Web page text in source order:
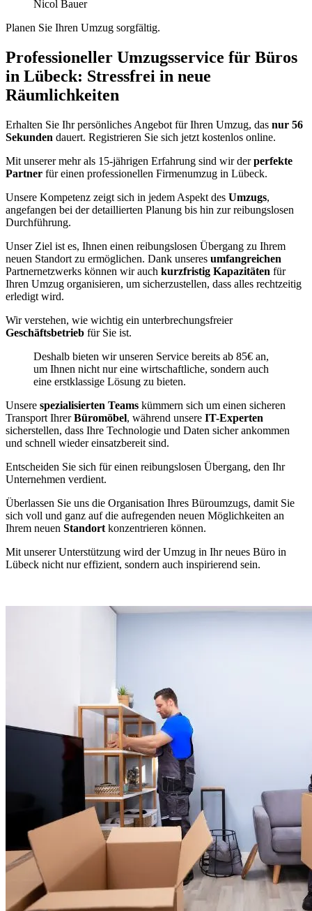
Nicol Bauer
Planen Sie Ihren Umzug sorgfältig.
Professioneller Umzugsservice für Büros
in Lübeck: Stressfrei in neue
Räumlichkeiten
Erhalten Sie Ihr persönliches Angebot für Ihren Umzug, das nur 56
Sekunden dauert. Registrieren Sie sich jetzt kostenlos online.
Mit unserer mehr als 15-jährigen Erfahrung sind wir derperfekte
Partner für einen professionellen Firmenumzug in Lübeck.
Unsere Kompetenz zeigt sich in jedem Aspekt des Umzugs,
angefangen bei der detaillierten Planung bis hin zur reibungslosen
Durchführung.
Unser Ziel ist es, Ihnen einen reibungslosen Übergang zu Ihrem
neuen Standort zu ermöglichen. Dank unseres umfangreichen
Partnernetzwerks können wir auch kurzfristig Kapazitäten für
Ihren Umzug organisieren, um sicherzustellen, dass alles rechtzeitig
erledigt wird.
Wir verstehen, wie wichtig ein unterbrechungsfreier
Geschäftsbetrieb für Sie ist.
Deshalb bieten wir unseren Service bereits ab 85€ an,
um Ihnen nicht nur eine wirtschaftliche, sondern auch
eine erstklassige Lösung zu bieten.
Unsere spezialisierten Teams kümmern sich um einen sicheren
Transport IhrerBüromöbel, während unsere IT-Experten
sicherstellen, dass Ihre Technologie und Daten sicher ankommen
und schnell wieder einsatzbereit sind.
Entscheiden Sie sich für einen reibungslosen Übergang, den Ihr
Unternehmen verdient.
Überlassen Sie uns die Organisation Ihres Büroumzugs, damit Sie
sich voll und ganz auf die aufregenden neuen Möglichkeiten an
Ihrem neuen Standort konzentrieren können.
Mit unserer Unterstützung wird der Umzug in Ihr neues Büro in
Lübeck nicht nur effizient, sondern auch inspirierend sein.